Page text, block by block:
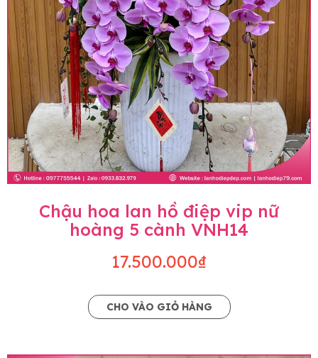
Chậu hoa lan hồ điệp vip nữ
hoàng 5 cành VNH14
17.500.000₫
CHO VÀO GIỎ HÀNG